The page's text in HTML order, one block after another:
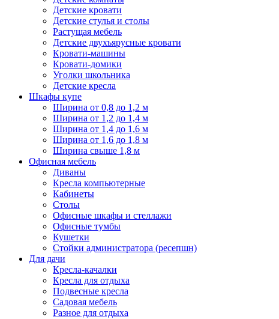
Детские кровати
Детские стулья и столы
Растущая мебель
Детские двухъярусные кровати
Кровати-машины
Кровати-домики
Уголки школьника
Детские кресла
Шкафы купе
Ширина от 0,8 до 1,2 м
Ширина от 1,2 до 1,4 м
Ширина от 1,4 до 1,6 м
Ширина от 1,6 до 1,8 м
Ширина свыше 1,8 м
Офисная мебель
Диваны
Кресла компьютерные
Кабинеты
Столы
Офисные шкафы и стеллажи
Офисные тумбы
Кушетки
Стойки администратора (ресепшн)
Для дачи
Кресла-качалки
Кресла для отдыха
Подвесные кресла
Садовая мебель
Разное для отдыха